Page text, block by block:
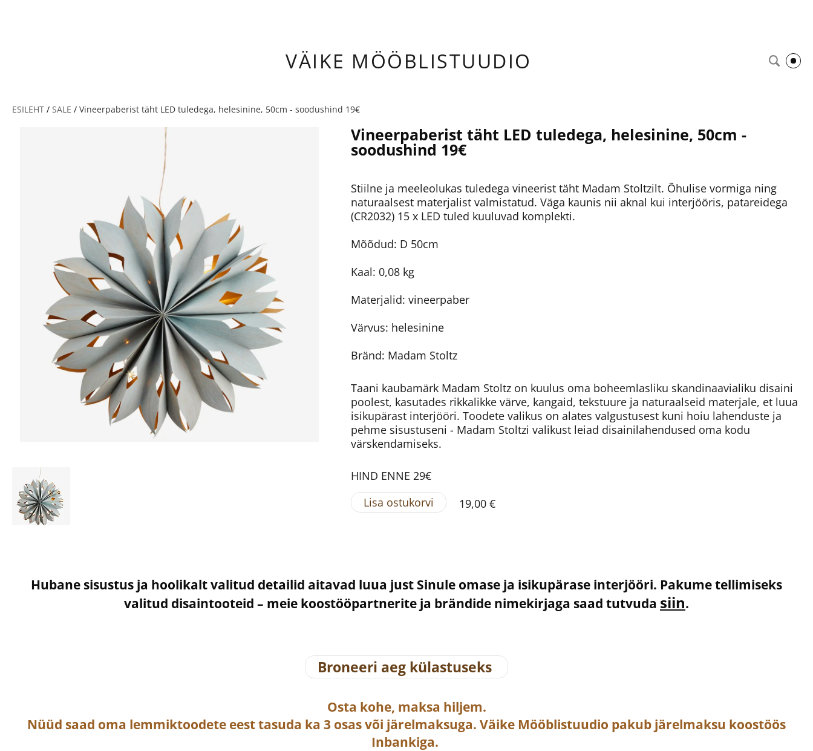
VÄIKE MÖÖBLISTUUDIO
ESILEHT / SALE / Vineerpaberist täht LED tuledega, helesinine, 50cm - soodushind 19€
Vineerpaberist täht LED tuledega, helesinine, 50cm -
soodushind 19€
Stiilne ja meeleolukas tuledega vineerist täht Madam Stoltzilt. Õhulise vormiga ning
naturaalsest materjalist valmistatud. Väga kaunis nii aknal kui interjööris, patareidega
(CR2032) 15 x LED tuled kuuluvad komplekti.
Mõõdud: D 50cm
Kaal: 0,08 kg
Materjalid: vineerpaber
Värvus: helesinine
Bränd: Madam Stoltz
Taani kaubamärk Madam Stoltz on kuulus oma boheemlasliku skandinaavialiku disaini
poolest, kasutades rikkalikke värve, kangaid, tekstuure ja naturaalseid materjale, et luua
isikupärast interjööri. Toodete valikus on alates valgustusest kuni hoiu lahenduste ja
pehme sisustuseni - Madam Stoltzi valikust leiad disainilahendused oma kodu
värskendamiseks.
HIND ENNE 29€
Lisa ostukorvi
19,00 €
Hubane sisustus ja hoolikalt valitud detailid aitavad luua just Sinule omase ja isikupärase interjööri. Pakume tellimiseks
valitud disaintooteid – meie koostööpartnerite ja brändide nimekirjaga saad tutvuda siin.
Broneeri aeg külastuseks
Osta kohe, maksa hiljem.
Nüüd saad oma lemmiktoodete eest tasuda ka 3 osas või järelmaksuga. Väike Mööblistuudio pakub järelmaksu koostöös
Inbankiga.